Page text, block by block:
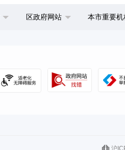
区政府网站 本市重要
沪